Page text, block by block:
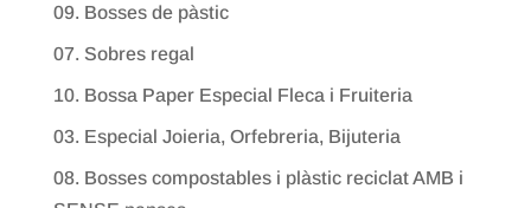
09. Bosses de pàstic
07. Sobres regal
10. Bossa Paper Especial Fleca i Fruiteria
03. Especial Joieria, Orfebreria, Bijuteria
08. Bosses compostables i plàstic reciclat AMB i